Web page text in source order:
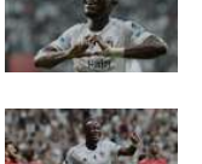
الوطن العربي
رياضة نسائية